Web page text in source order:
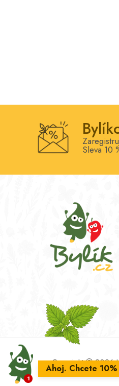
Sleva 10
Copyright 2026
Ahoj. Chcete
1